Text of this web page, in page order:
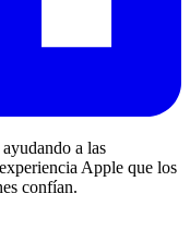
a las
Apple que los
confían.